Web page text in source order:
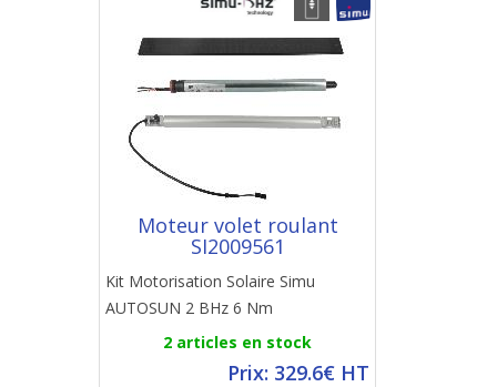
Moteur volet roulant
SI2009561
Kit Motorisation Solaire Simu
AUTOSUN 2 BHz 6 Nm
2 articles en stock
Prix: 329.6€ HT